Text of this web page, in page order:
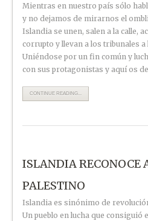
Mientras en nuestro país sólo
y no dejamos de mirarnos el
Islandia se unen, salen a la calle,
corrupto y llevan a los tribunales a
Uniéndose por un fin común y
con sus protagonistas y aquí os
CONTINUE READING...
ISLANDIA RECONOCE
PALESTINO
Islandia es sinónimo de
Un pueblo en lucha que consiguió